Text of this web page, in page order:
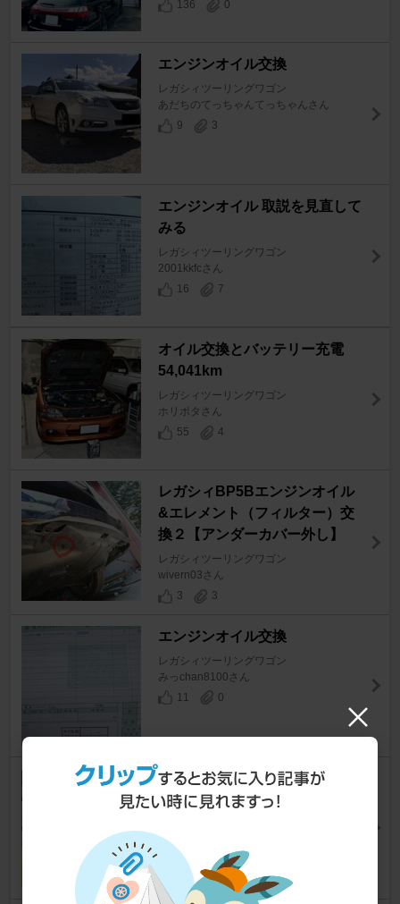
136 0
エンジンオイル交換
レガシィツーリングワゴン
あだちのてっちゃんてっちゃんさん
9
3
エンジンオイル 取説を見直して
みる
レガシィツーリングワゴン
2001kkfcさん
16
7
オイル交換とバッテリー充電
54,041km
レガシィツーリングワゴン
ホリポタさん
55
4
レガシィBP5Bエンジンオイル
&エレメント（フィルター）交
換２【アンダーカバー外し】
レガシィツーリングワゴン
wivern03さん
3
3
エンジンオイル交換
レガシィツーリングワゴン
みっchan8100さん
11
0
エンジンオイル交換
レガシィツーリングワゴン